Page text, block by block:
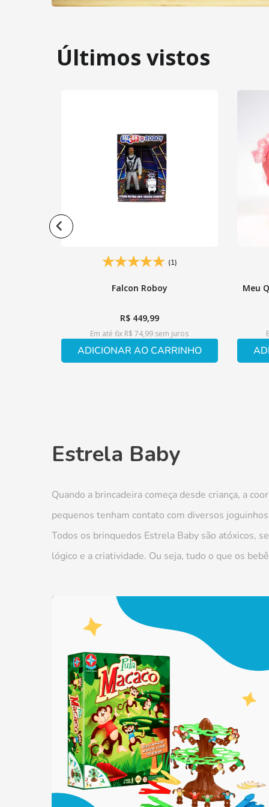
Últimos vistos
(1)
Falcon Roboy
R$ 449,99
Em até 6x R$ 74,99 sem juros
ADICIONAR AO CARRINHO
Meu
Estrela Baby
Quando a brincadeira começa desde criança, a
pequenos tenham contato com diversos
Todos os brinquedos Estrela Baby são atóxicos,
lógico e a criatividade. Ou seja, tudo o que os